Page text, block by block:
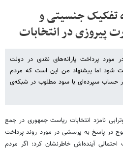
تفکیک جنسیتی و
پیروزی در انتخابات
مورد پرداخت یارانه‌های نقدی در دولت
شود اما پیشنهاد من این است که مردم
حساب سپرده‌ای با سود مطلوب در شبکه‌ی
نامزد انتخابات ریاست جمهوری در جمع
در پاسخ به پرسشی در مورد روند پرداخت
آینده‌اش خاطر‌نشان کرد: اگر مردم